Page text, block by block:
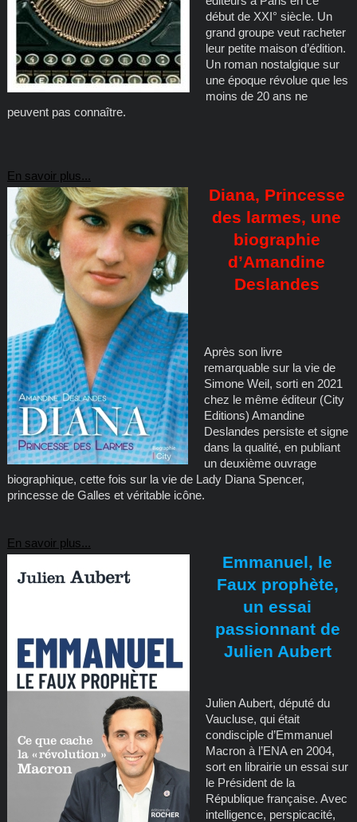
début de XXI° siècle. Un
grand groupe veut racheter
leur petite maison d’édition.
Un roman nostalgique sur
une époque révolue que les
moins de 20 ans ne
peuvent pas connaître.
En savoir plus...
Diana, Princesse
des larmes, une
biographie
d’Amandine
Deslandes
Après son livre
remarquable sur la vie de
Simone Weil, sorti en 2021
chez le même éditeur (City
Editions) Amandine
Deslandes persiste et signe
dans la qualité, en publiant
un deuxième ouvrage
biographique, cette fois sur la vie de Lady Diana Spencer,
princesse de Galles et véritable icône.
En savoir plus...
Emmanuel, le
Faux prophète,
un essai
passionnant de
Julien Aubert
Julien Aubert, député du
Vaucluse, qui était
condisciple d’Emmanuel
Macron à l’ENA en 2004,
sort en librairie un essai sur
le Président de la
République française. Avec
intelligence, perspicacité,